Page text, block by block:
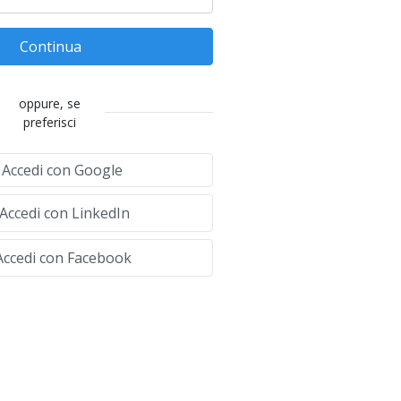
Continua
oppure, se
preferisci
con Google
con LinkedIn
con Facebook